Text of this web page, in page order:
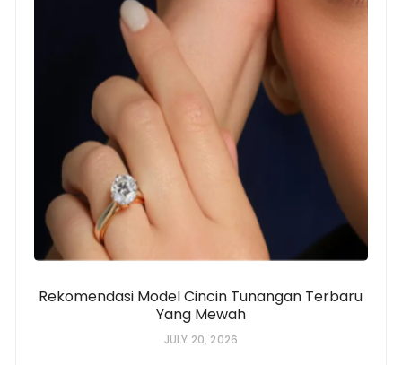
Rekomendasi Model Cincin Tunangan Terbaru
Yang Mewah
JULY 20, 2026